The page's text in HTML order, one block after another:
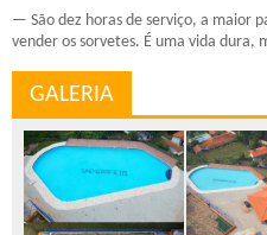
— São dez horas de serviço, a maior
vender os sorvetes. É uma vida dura,
GALERIA